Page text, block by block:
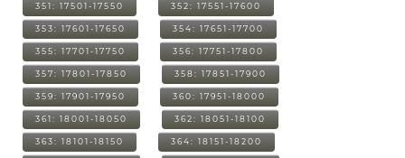
351: 17501-17550 352: 17551-17600
353: 17601-17650 354: 17651-17700
355: 17701-17750 356: 17751-17800
357: 17801-17850 358: 17851-17900
359: 17901-17950 360: 17951-18000
361: 18001-18050 362: 18051-18100
363: 18101-18150 364: 18151-18200